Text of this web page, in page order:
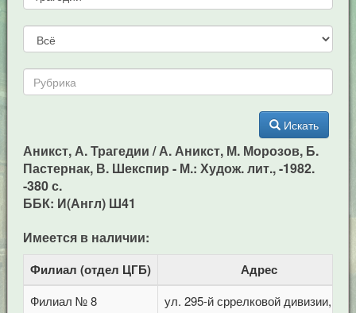
Искать
Аникст, А. Трагедии / А. Аникст, М. Морозов, Б.
Пастернак, В. Шекспир - М.: Худож. лит., -1982.
-380 с.
ББК: И(Англ) Ш41
Имеется в наличии:
Филиал (отдел ЦГБ) Адрес
Филиал № 8
ул. 295-й сррелковой дивизии, 114